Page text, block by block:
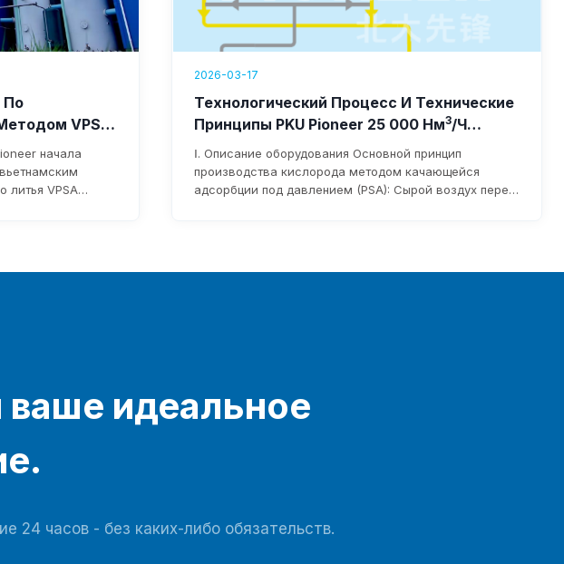
По
VPSA
Во
начала
литья VPSA
2026-03-17
Технологический Процесс И Технические
Принципы PKU Pioneer 25 000 Нм3/ч
Оборудование Для Производства
Кислорода
Ⅰ. Описание оборудования Основной принцип
производства кислорода методом качающейся
адсорбции под давлением (PSA): Сырой воздух перед
идеальное
24 часов - без каких-либо обязательств.